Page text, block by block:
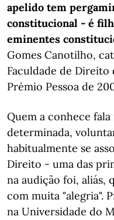
apelido tem
constitucional - é
eminentes
Gomes Canotilho,
Faculdade de Direito
Prémio Pessoa de
Quem a conhece fala
determinada,
habitualmente se
Direito - uma das
na audição foi, aliás,
com muita "alegria".
na Universidade do